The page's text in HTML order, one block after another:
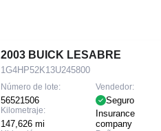
2003 BUICK LESABRE
1G4HP52K13U245800
Número de lote:
56521506
Kilometraje:
147,626 mi
Vendedor:
Seguro
Insurance
company